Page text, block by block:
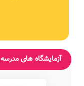
آزمایشگاه های مدرسه